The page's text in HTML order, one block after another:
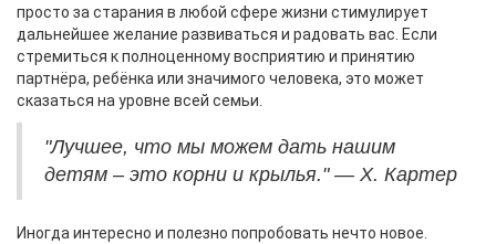
просто за старания в любой сфере жизни стимулирует
дальнейшее желание развиваться и радовать вас. Если
стремиться к полноценному восприятию и принятию
партнёра, ребёнка или значимого человека, это может
сказаться на уровне всей семьи.
"Лучшее, что мы можем дать нашим
детям – это корни и крылья." — Х. Картер
Иногда интересно и полезно попробовать нечто новое.